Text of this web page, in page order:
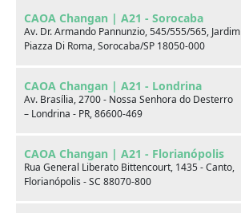
CAOA Changan | A21 - Sorocaba
Av. Dr. Armando Pannunzio, 545/555/565, Jardim
Piazza Di Roma, Sorocaba/SP 18050-000
CAOA Changan | A21 - Londrina
Av. Brasília, 2700 - Nossa Senhora do Desterro
– Londrina - PR, 86600-469
CAOA Changan | A21 - Florianópolis
Rua General Liberato Bittencourt, 1435 - Canto,
Florianópolis - SC 88070-800
Destaques